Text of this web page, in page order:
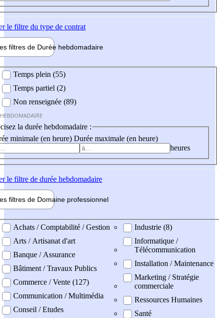
le filtre du type de contrat
filtres de Durée hebdomadaire
Temps plein (55)
Temps partiel (2)
Non renseignée (89)
la durée hebdomadaire :
minimale (en heure) Durée maximale (en heure)
heures
le filtre de durée hebdomadaire
filtres de Domaine professionnel
professionel
Achats / Comptabilité / Gestion
Arts / Artisanat d'art
Banque / Assurance
Bâtiment / Travaux Publics
Commerce / Vente (127)
Communication / Multimédia
Conseil / Etudes
Industrie (8)
Informatique /
Télécommunication
Installation / Maintenance
Marketing / Stratégie
commerciale
Ressources Humaines
Santé